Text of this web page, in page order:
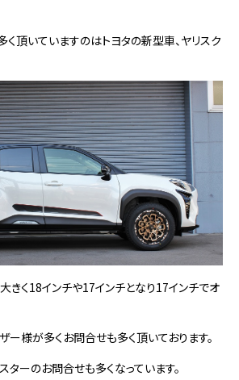
く頂いていますのはトヨタの新型車、ヤリスク
きく18インチや17インチとなり17インチでオ
ー様が多くお問合せも多く頂いております。
ターのお問合せも多くなっています。